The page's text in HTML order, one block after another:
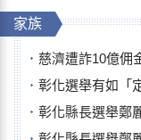
家族
慈濟遭詐10億佣金！
彰化選舉有如「定
彰化縣長選舉鄭麗文